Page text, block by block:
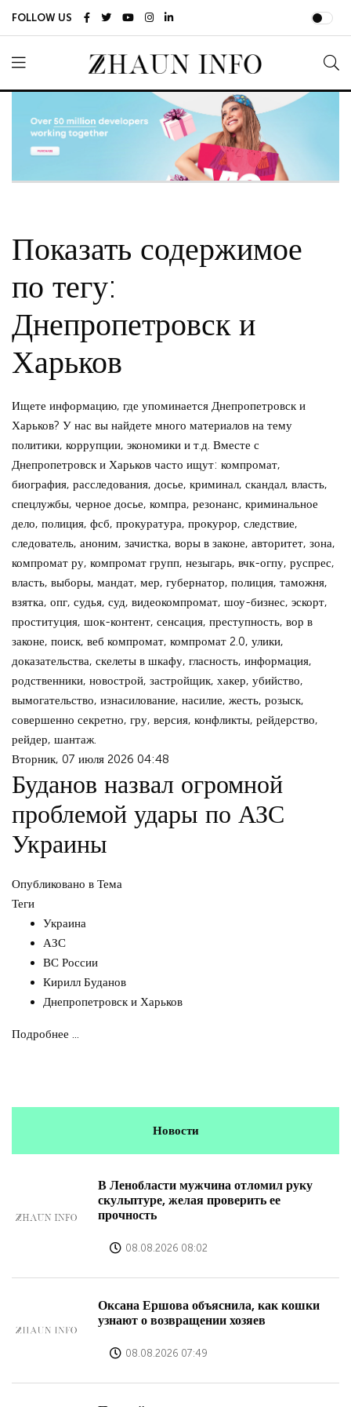
FOLLOW US
Показать содержимое
по тегу:
Днепропетровск и
Харьков
Ищете информацию, где упоминается Днепропетровск и
Харьков? У нас вы найдете много материалов на тему
политики, коррупции, экономики и т.д. Вместе с
Днепропетровск и Харьков часто ищут: компромат,
биография, расследования, досье, криминал, скандал, власть,
спецлужбы, черное досье, компра, резонанс, криминальное
дело, полиция, фсб, прокуратура, прокурор, следствие,
следователь, аноним, зачистка, воры в законе, авторитет, зона,
компромат ру, компромат групп, незыгарь, вчк-огпу, руспрес,
власть, выборы, мандат, мер, губернатор, полиция, таможня,
взятка, опг, судья, суд, видеокомпромат, шоу-бизнес, эскорт,
проституция, шок-контент, сенсация, преступность, вор в
законе, поиск, веб компромат, компромат 2.0, улики,
доказательства, скелеты в шкафу, гласность, информация,
родственники, новострой, застройщик, хакер, убийство,
вымогательство, изнасилование, насилие, жесть, розыск,
совершенно секретно, гру, версия, конфликты, рейдерство,
рейдер, шантаж.
Вторник, 07 июля 2026 04:48
Буданов назвал огромной
проблемой удары по АЗС
Украины
Опубликовано в Тема
Теги
Украина
АЗС
ВС России
Кирилл Буданов
Днепропетровск и Харьков
Подробнее ...
Новости
В Ленобласти мужчина отломил руку
скульптуре, желая проверить ее
прочность
08.08.2026 08:02
Оксана Ершова объяснила, как кошки
узнают о возвращении хозяев
08.08.2026 07:49